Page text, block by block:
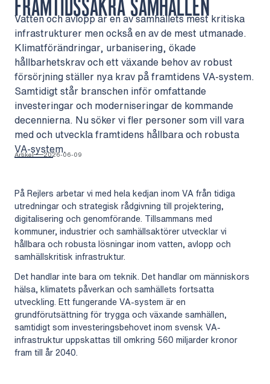
FRAMTIDSSÄKRA SAMHÄLLEN
Vatten och avlopp är en av samhällets mest kritiska
infrastrukturer men också en av de mest utmanade.
Klimatförändringar, urbanisering, ökade
hållbarhetskrav och ett växande behov av robust
försörjning ställer nya krav på framtidens VA-system.
Samtidigt står branschen inför omfattande
investeringar och moderniseringar de kommande
decennierna. Nu söker vi fler personer som vill vara
med och utveckla framtidens hållbara och robusta
VA-system.
Artikel 2026-06-09
På Rejlers arbetar vi med hela kedjan inom VA från tidiga
utredningar och strategisk rådgivning till projektering,
digitalisering och genomförande. Tillsammans med
kommuner, industrier och samhällsaktörer utvecklar vi
hållbara och robusta lösningar inom vatten, avlopp och
samhällskritisk infrastruktur.
Det handlar inte bara om teknik. Det handlar om människors
hälsa, klimatets påverkan och samhällets fortsatta
utveckling. Ett fungerande VA-system är en
grundförutsättning för trygga och växande samhällen,
samtidigt som investeringsbehovet inom svensk VA-
infrastruktur uppskattas till omkring 560 miljarder kronor
fram till år 2040.